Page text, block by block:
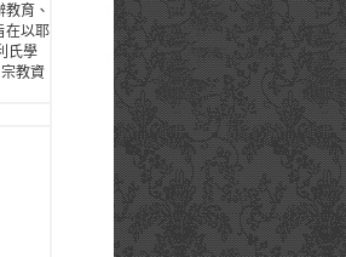
育、
在以耶
氏學
教資